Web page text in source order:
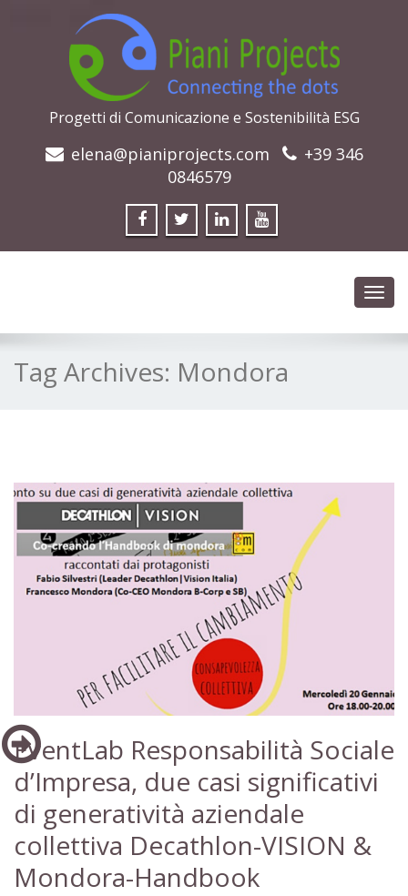
Progetti di Comunicazione e Sostenibilità ESG
elena@pianiprojects.com
+39 346
0846579
Tag Archives: Mondora
EventLab Responsabilità Sociale
d’Impresa, due casi significativi
di generatività aziendale
collettiva Decathlon-VISION &
Mondora-Handbook